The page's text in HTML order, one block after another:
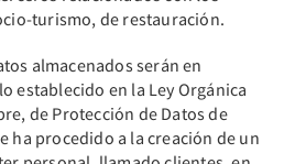
turismo, de restauración.
almacenados serán en
establecido en la Ley Orgánica
de Protección de Datos de
ha procedido a la creación de un